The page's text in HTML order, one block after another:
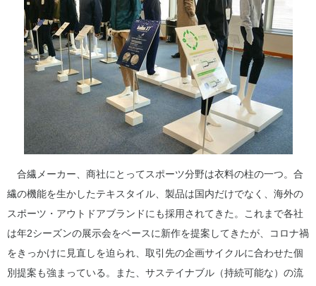
合繊メーカー、商社にとってスポーツ分野は衣料の柱の一つ。合
繊の機能を生かしたテキスタイル、製品は国内だけでなく、海外の
スポーツ・アウトドアブランドにも採用されてきた。これまで各社
は年2シーズンの展示会をベースに新作を提案してきたが、コロナ禍
をきっかけに見直しを迫られ、取引先の企画サイクルに合わせた個
別提案も強まっている。また、サステイナブル（持続可能な）の流